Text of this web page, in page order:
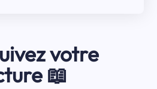
votre
📖